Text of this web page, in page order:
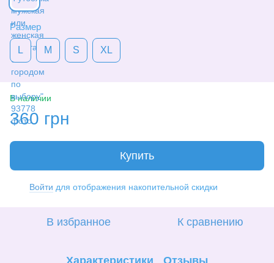
Размер
L M S XL
В наличии
360 грн
Купить
Войти для отображения накопительной скидки
В избранное К сравнению